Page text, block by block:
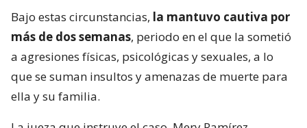
Bajo estas circunstancias, la mantuvo cautiva por
más de dos semanas, periodo en el que la sometió
a agresiones físicas, psicológicas y sexuales, a lo
que se suman insultos y amenazas de muerte para
ella y su familia.